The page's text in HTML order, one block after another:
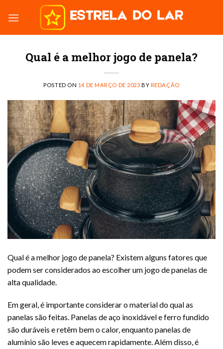
Qual é a melhor jogo de panela?
POSTED ON 14 DE MARÇO DE 2023 BY REDAÇÃO
Qual é a melhor jogo de panela? Existem alguns fatores que
podem ser considerados ao escolher um jogo de panelas de
alta qualidade.
Em geral, é importante considerar o material do qual as
panelas são feitas. Panelas de aço inoxidável e ferro fundido
são duráveis e retêm bem o calor, enquanto panelas de
alumínio são leves e aquecem rapidamente. Além disso, é